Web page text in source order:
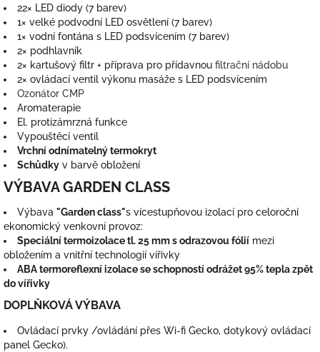
22× LED diody (7 barev)
1× velké podvodní LED osvětlení (7 barev)
1× vodní fontána s LED podsvícením (7 barev)
2× podhlavník
2× kartušový filtr + příprava pro přídavnou filtrační nádobu
2× ovládací ventil výkonu masáže s LED podsvícením
Ozonátor CMP
Aromaterapie
El. protizámrzná funkce
Vypouštěcí ventil
Vrchní odnímatelný termokryt
Schůdky v barvě obložení
VÝBAVA GARDEN CLASS
Výbava "Garden class"s vícestupňovou izolací pro celoroční
ekonomický venkovní provoz:
Speciální termoizolace tl. 25 mm s odrazovou fólií mezi
obložením a vnitřní technologií vířivky
ABA termoreflexní izolace se schopností odrážet 95% tepla zpět
do vířivky
DOPLŇKOVÁ VÝBAVA
Ovládací prvky /ovládání přes Wi-fi Gecko, dotykový ovládací
panel Gecko).